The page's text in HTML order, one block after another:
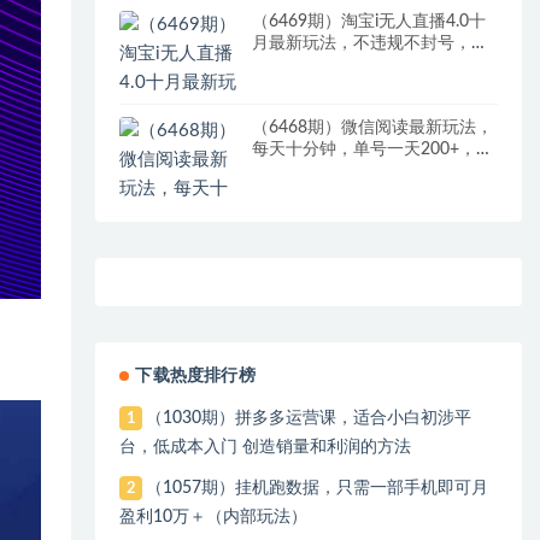
（6469期）淘宝i无人直播4.0十
月最新玩法，不违规不封号，完
（6468期）微信阅读最新玩法，
每天十分钟，单号一天200+，简
下载热度排行榜
1
（1030期）拼多多运营课，适合小白初涉平
台，低成本入门 创造销量和利润的方法
2
（1057期）挂机跑数据，只需一部手机即可月
盈利10万＋（内部玩法）